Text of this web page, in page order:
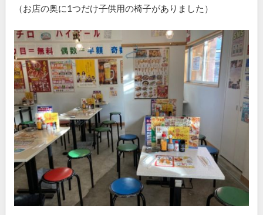
（お店の奥に1つだけ子供用の椅子がありました）